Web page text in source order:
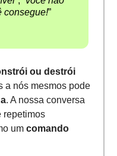
consegue!”
ou destrói
a nós mesmos pode
. A nossa conversa
repetimos
um comando